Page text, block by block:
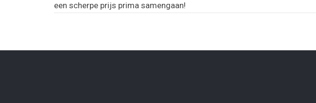
een scherpe prijs prima samengaan!